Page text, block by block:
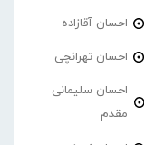
احسان آقازاده
احسان تهرانچی
احسان سلیمانی
مقدم